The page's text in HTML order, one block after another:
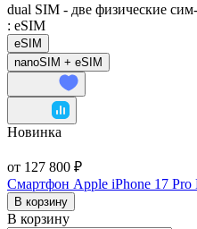
dual SIM - две физические
: eSIM
eSIM
nanoSIM + eSIM
Новинка
от 127 800 ₽
Смартфон Apple iPhone 17 Pro
В корзину
В корзину